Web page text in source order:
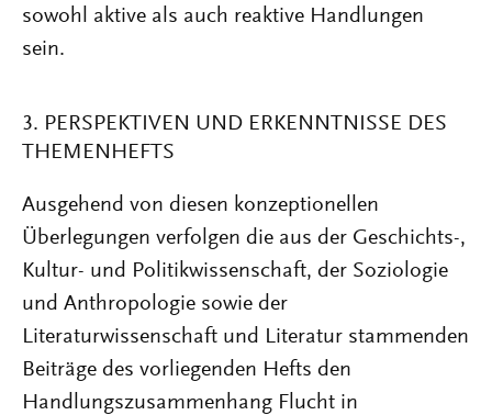
sowohl aktive als auch reaktive Handlungen
sein.
3. PERSPEKTIVEN UND ERKENNTNISSE DES
THEMENHEFTS
Ausgehend von diesen konzeptionellen
Überlegungen verfolgen die aus der Geschichts-,
Kultur- und Politikwissenschaft, der Soziologie
und Anthropologie sowie der
Literaturwissenschaft und Literatur stammenden
Beiträge des vorliegenden Hefts den
Handlungszusammenhang Flucht in